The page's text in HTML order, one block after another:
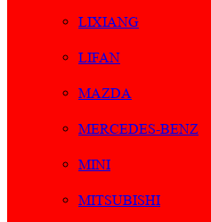
LIXIANG
LIFAN
MAZDA
MERCEDES-BENZ
MINI
MITSUBISHI